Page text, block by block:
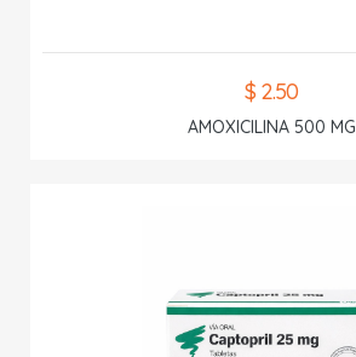
$ 2.50
AMOXICILINA 500 MG